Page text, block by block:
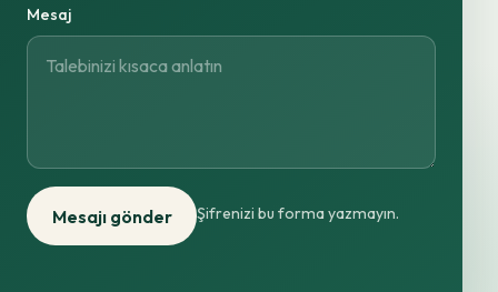
Mesaj
Mesajı gönder Şifrenizi bu forma yazmayın.